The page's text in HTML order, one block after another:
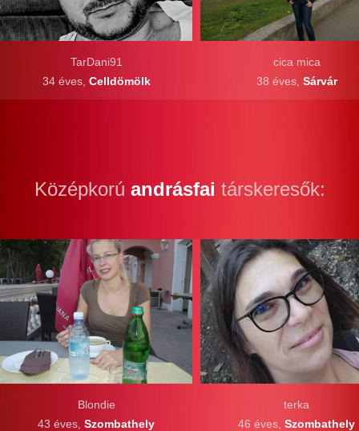
cica mica
38 éves, Sárvár
TarDani91
34 éves, Celldömölk
Középkorú andrásfai társkeresők:
Blondie
43 éves, Szombathely
terka
46 éves, Szombathely